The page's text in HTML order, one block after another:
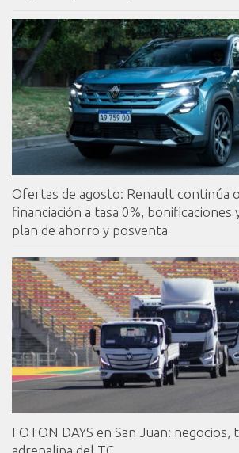
Ofertas de agosto: Renault continúa
financiación a tasa 0%, bonificaciones
plan de ahorro y posventa
FOTON DAYS en San Juan: negocios,